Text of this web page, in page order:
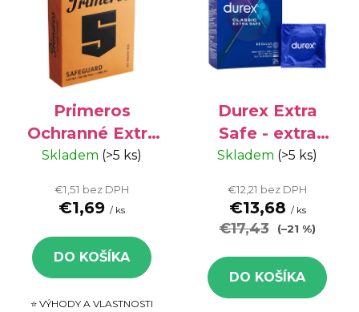
Primeros
Ochranné Extra
Silné 3ks -
Skladem (>5 ks)
€1,51 bez DPH
€1,69 / ks
DO KOŠÍKA
⭐ VÝHODY A VLASTNOSTI
Durex Extra
Safe - extra
bezpečné
Skladem (>5 ks)
€12,21 bez DPH
€13,68 / ks
€17,43 (–21 %)
DO KOŠÍKA